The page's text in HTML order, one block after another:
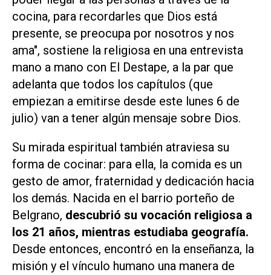
cocina, para recordarles que Dios está
presente, se preocupa por nosotros y nos
ama", sostiene la religiosa en una entrevista
mano a mano con El Destape, a la par que
adelanta que todos los capítulos (que
empiezan a emitirse desde este lunes 6 de
julio) van a tener algún mensaje sobre Dios.
Su mirada espiritual también atraviesa su
forma de cocinar: para ella, la comida es un
gesto de amor, fraternidad y dedicación hacia
los demás. Nacida en el barrio porteño de
Belgrano, descubrió su vocación religiosa a
los 21 años, mientras estudiaba geografía.
Desde entonces, encontró en la enseñanza, la
misión y el vínculo humano una manera de